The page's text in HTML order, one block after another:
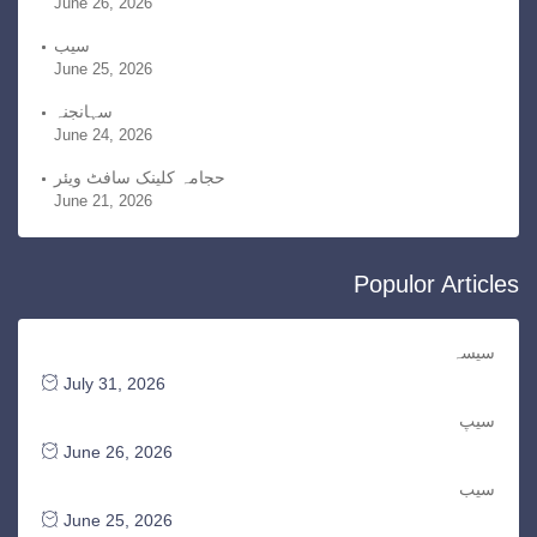
سیب
June 25, 2026
سہانجنہ
June 24, 2026
حجامہ کلینک سافٹ ویئر
June 21, 2026
Populor Articles
سیسہ
July 31, 2026
سیپ
June 26, 2026
سیب
June 25, 2026